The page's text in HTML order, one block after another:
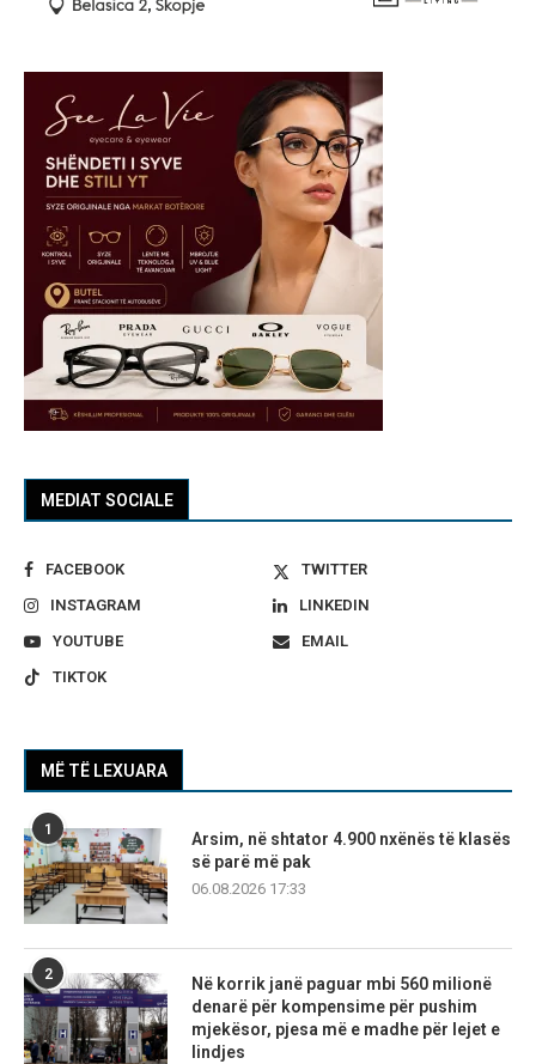
MEDIAT SOCIALE
FACEBOOK
TWITTER
INSTAGRAM
LINKEDIN
YOUTUBE
EMAIL
TIKTOK
MË TË LEXUARA
1
Arsim, në shtator 4.900 nxënës të klasës
së parë më pak
06.08.2026 17:33
2
Në korrik janë paguar mbi 560 milionë
denarë për kompensime për pushim
mjekësor, pjesa më e madhe për lejet e
lindjes